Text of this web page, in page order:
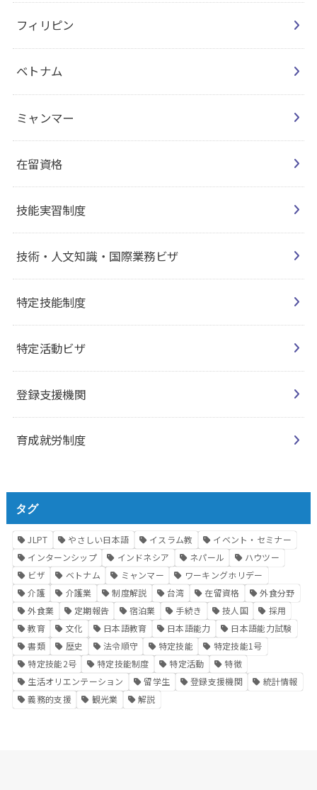
フィリピン
ベトナム
ミャンマー
在留資格
技能実習制度
技術・人文知識・国際業務ビザ
特定技能制度
特定活動ビザ
登録支援機関
育成就労制度
タグ
JLPT やさしい日本語 イスラム教
イベント・セミナー
インターンシップ
インドネシア ネパール
ハウツー
ビザ
ベトナム ミャンマー
ワーキングホリデー
介護
介護業 制度解説 台湾 在留資格
外食分野
外食業
定期報告 宿泊業 手続き 技人国
採用
教育
文化 日本語教育 日本語能力
日本語能力試験
書類
歴史 法令順守 特定技能
特定技能1号
特定技能2号
特定技能制度 特定活動
特徴
生活オリエンテーション
留学生 登録支援機関
統計情報
義務的支援
観光業 解説